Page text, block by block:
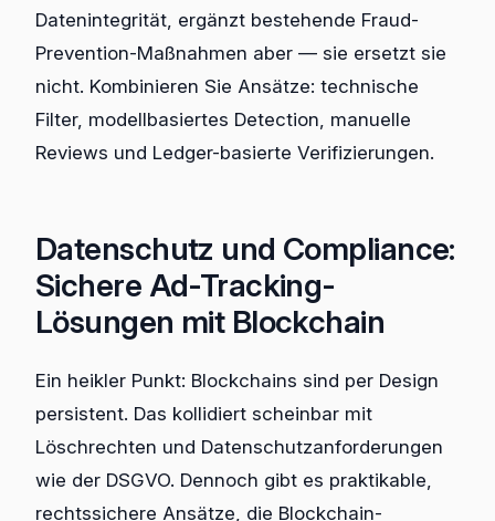
Datenintegrität, ergänzt bestehende Fraud-
Prevention-Maßnahmen aber — sie ersetzt sie
nicht. Kombinieren Sie Ansätze: technische
Filter, modellbasiertes Detection, manuelle
Reviews und Ledger-basierte Verifizierungen.
Datenschutz und Compliance:
Sichere Ad-Tracking-
Lösungen mit Blockchain
Ein heikler Punkt: Blockchains sind per Design
persistent. Das kollidiert scheinbar mit
Löschrechten und Datenschutzanforderungen
wie der DSGVO. Dennoch gibt es praktikable,
rechtssichere Ansätze, die Blockchain-